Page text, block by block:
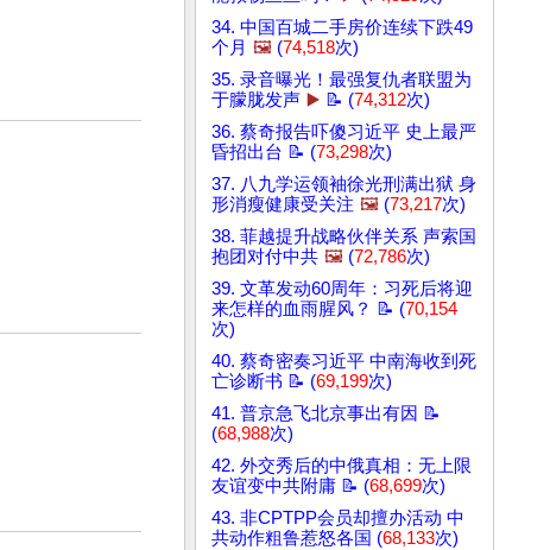
34. 中国百城二手房价连续下跌49
个月 🖼️ (74,518次)
35. 录音曝光！最强复仇者联盟为
于朦胧发声 ▶️ 📝 (74,312次)
36. 蔡奇报告吓傻习近平 史上最严
昏招出台 📝 (73,298次)
37. 八九学运领袖徐光刑满出狱 身
形消瘦健康受关注 🖼️ (73,217次)
38. 菲越提升战略伙伴关系 声索国
抱团对付中共 🖼️ (72,786次)
39. 文革发动60周年：习死后将迎
来怎样的血雨腥风？ 📝 (70,154
次)
40. 蔡奇密奏习近平 中南海收到死
亡诊断书 📝 (69,199次)
41. 普京急飞北京事出有因 📝
(68,988次)
42. 外交秀后的中俄真相：无上限
友谊变中共附庸 📝 (68,699次)
43. 非CPTPP会员却擅办活动 中
共动作粗鲁惹怒各国 (68,133次)